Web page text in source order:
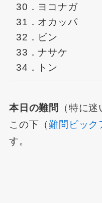
30．ヨコナガ
31．オカッパ
32．ビン
33．ナサケ
34．トン
本日の難問
（特に
この下（難問ピック
す。